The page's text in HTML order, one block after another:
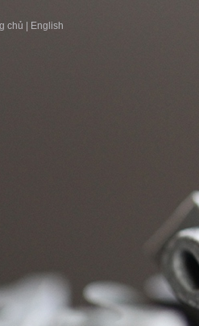
chủ English